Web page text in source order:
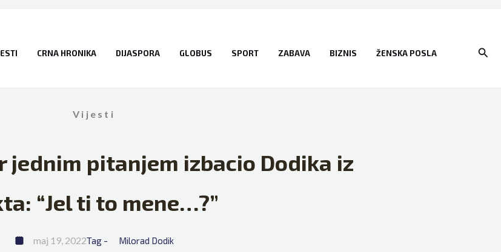
CRNA HRONIKA DIJASPORA GLOBUS SPORT ZABAVA BIZNIS ŽENSKA POSLA
Vijesti
jednim pitanjem izbacio Dodika iz
“Jel ti to mene…?”
maj 19, 2022Tag - Milorad Dodik